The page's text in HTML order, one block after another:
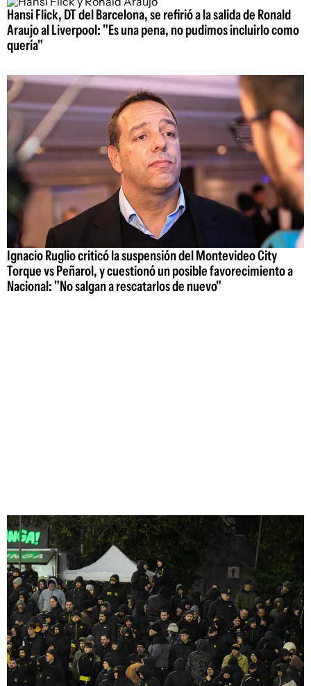
Hansi Flick, DT del Barcelona, se refirió a la salida de Ronald
Araujo al Liverpool: "Es una pena, no pudimos incluirlo como
quería"
Ignacio Ruglio criticó la suspensión del Montevideo City
Torque vs Peñarol, y cuestionó un posible favorecimiento a
Nacional: "No salgan a rescatarlos de nuevo"